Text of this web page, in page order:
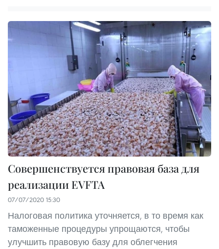
Совершенствуется правовая база для
реализации EVFTA
07/07/2020 15:30
Налоговая политика уточняется, в то время как
таможенные процедуры упрощаются, чтобы
улучшить правовую базу для облегчения